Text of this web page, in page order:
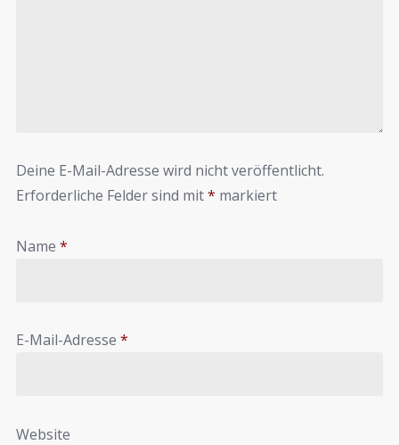
Deine E-Mail-Adresse wird nicht veröffentlicht.
Erforderliche Felder sind mit* markiert
Name *
E-Mail-Adresse *
Website